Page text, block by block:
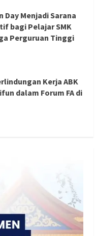
Mancanegara
ABK
FA di
Day Menjadi Sarana
bagi Pelajar SMK
Perguruan Tinggi
Kerja ABK
dalam Forum FA di